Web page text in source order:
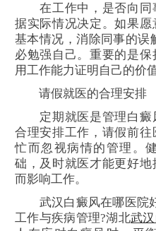
在工作中，是否向同
据实际情况决定。如果
基本情况，消除同事的误
必勉强自己。重要的是保
用工作能力证明自己的价值
请假就医的合理安排
定期就医是管理白癜
合理安排工作，请假前
忙而忽视病情的管理。
础，及时就医才能更好
而影响工作。
武汉白癜风在哪医院
工作与疾病管理?湖北武